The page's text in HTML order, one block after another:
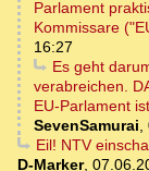
Parlament
Kommissare
16:27
Es geht
verabreichen.
EU-Parlament
SevenSamurai,
Eil! NTV
D-Marker,